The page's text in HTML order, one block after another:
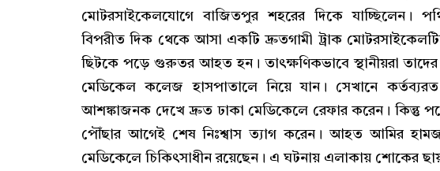
মোটরসাইকেলযোগে বাজিতপুর শহরের দিকে যাচ্ছিলেন।
বিপরীত দিক থেকে আসা একটি দ্রুতগামী ট্রাক
ছিটকে পড়ে গুরুতর আহত হন। তাৎক্ষণিকভাবে স্থানীয়রা
মেডিকেল কলেজ হাসপাতালে নিয়ে যান। সেখানে
আশঙ্কাজনক দেখে দ্রুত ঢাকা মেডিকেলে রেফার করেন। কিন্তু
পৌঁছার আগেই শেষ নিঃশ্বাস ত্যাগ করেন। আহত আমির
মেডিকেলে চিকিৎসাধীন রয়েছেন। এ ঘটনায় এলাকায় শোকের